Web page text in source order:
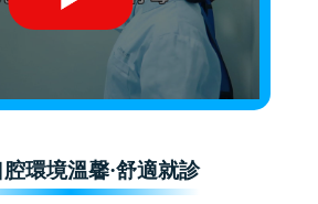
環境溫馨·舒適就診